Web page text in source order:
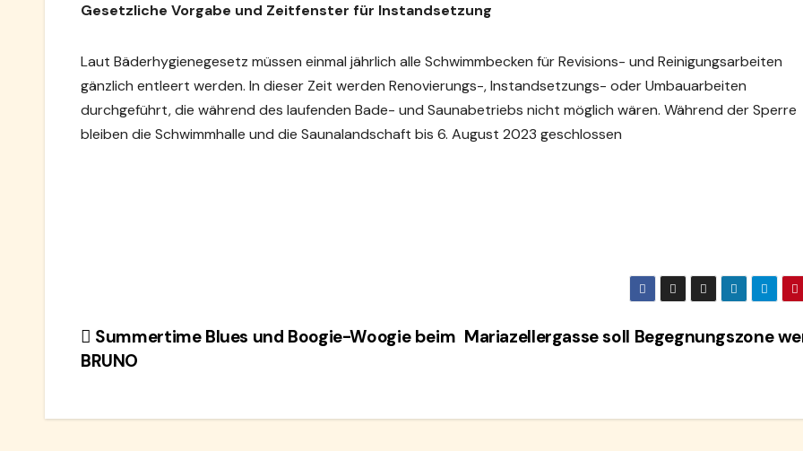
Gesetzliche Vorgabe und Zeitfenster für Instandsetzung
Laut Bäderhygienegesetz müssen einmal jährlich alle Schwimmbecken für Revisions- und Reinigungsarbeiten
gänzlich entleert werden. In dieser Zeit werden Renovierungs-, Instandsetzungs- oder Umbauarbeiten
durchgeführt, die während des laufenden Bade- und Saunabetriebs nicht möglich wären. Während der Sperre
bleiben die Schwimmhalle und die Saunalandschaft bis 6. August 2023 geschlossen
Beitragsnavigation Mariazellergasse soll Begegnungszone
Summertime Blues und Boogie-Woogie beim
BRUNO